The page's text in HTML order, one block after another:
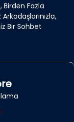
Birden Fazla
Bir Sohbet